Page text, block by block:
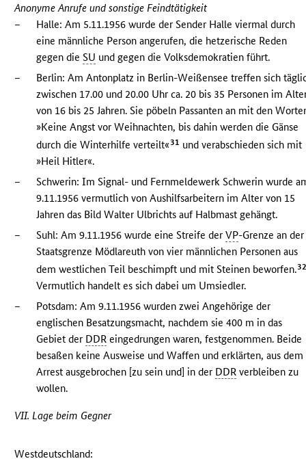
Anonyme Anrufe und sonstige Feindtätigkeit
–
Halle: Am 5.11.1956 wurde der Sender Halle viermal durch
eine männliche Person angerufen, die hetzerische Reden
gegen dieSU und gegen die Volksdemokratien führt.
–
Berlin: Am Antonplatz in Berlin-Weißensee treffen sich
zwischen 17.00 und 20.00 Uhr ca. 20 bis 35 Personen im
von 16 bis 25 Jahren. Sie pöbeln Passanten an mit den
»Keine Angst vor Weihnachten, bis dahin werden die Gänse
durch die Winterhilfe verteilt« 31 und verabschieden sich mit
»Heil Hitler«.
–
Schwerin: Im Signal- und Fernmeldewerk Schwerin wurde
9.11.1956 vermutlich von Aushilfsarbeitern im Alter von 15
Jahren das Bild Walter Ulbrichts auf Halbmast gehängt.
–
Suhl: Am 9.11.1956 wurde eine Streife derVP-Grenze an der
Staatsgrenze Mödlareuth von vier männlichen Personen aus
dem westlichen Teil beschimpft und mit Steinen beworfen.
Vermutlich handelt es sich dabei um Umsiedler.
–
Potsdam: Am 9.11.1956 wurden zwei Angehörige der
englischen Besatzungsmacht, nachdem sie 400 m in das
Gebiet der DDR eingedrungen waren, festgenommen. Beide
besaßen keine Ausweise und Waffen und erklärten, aus dem
Arrest ausgebrochen [zu sein und] in der DDR verbleiben zu
wollen.
VII. Lage beim Gegner
Westdeutschland: